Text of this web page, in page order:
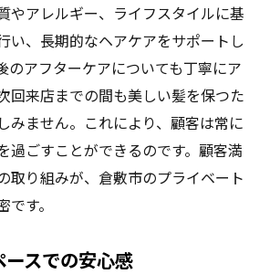
やアレルギー、ライフスタイルに基
い、長期的なヘアケアをサポートし
のアフターケアについても丁寧にア
回来店までの間も美しい髪を保つた
みません。これにより、顧客は常に
過ごすことができるのです。顧客満
取り組みが、倉敷市のプライベート
す。
スでの安心感